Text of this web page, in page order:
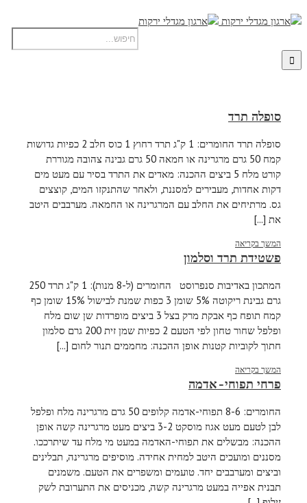
סופלה תרד
סופלה תרד החומרים: 1 ק"ג תרד רחוץ 1 כוס חלב 2 כפיות גדושות
קמח 50 גרם מרגרינה או חמאה 50 גרם גבינה צהובה מגוררת
קורט מלח 5 ביצים ההכנה: מאדים את התרד בסיר עם מעט מים
דקות אחדות, מעבירים למסננת, ולאחר שהתנקזו המים, קוצצים
גס. מרתיחים את החלב עם המרגרינה או החמאה. מערבבים היטב
את [...]
המשך בקריאה
פשטידת תרד וסלמון
המתכון באדיבות סנפרוסט החומרים (ל-8 מנות): 1 ק"ג תרד 250
גרם גבינת ריקוטה 5% שומן 3 כפות שמנת לבישול 15% שומן כף
קמח תופח כף אבקת מרק בצל 3 ביצים מופרדות שן שום מלח
ופלפל שחור טחון לפי הטעם 2 כפיות שמן זית 200 גרם סלמון
חתוך לקוביות קטנות אופן ההכנה: מחממים תנור לחום [...]
המשך בקריאה
פרחי תפוחי-אדמה
החומרים: 8-6 תפוחי-אדמה קלופים 50 גרם מרגרינה מלח ופלפל
לבן לטעם מעט אגוז מוסקט 3-2 ביצים מעט מרגרינה קשה אופן
ההכנה: מבשלים את תפוחי-האדמה במעט מי מלח עד שיתרככו.
מסננים ומועכים היטב למחית אחידה. מוסיפים מרגרינה, תבלינים
וביצים ומערבבים יחד. טועמים ומשפרים את הטעם. משמנים
תבנית אפייה במעט מרגרינה קשה, מכניסים את התערובת לשק